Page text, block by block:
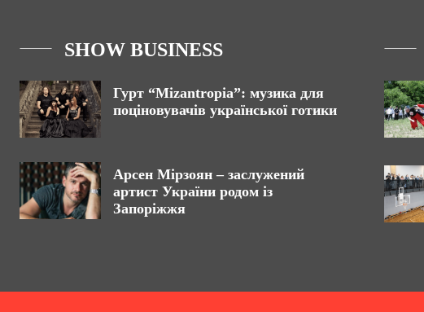
SHOW BUSINESS
Гурт “Mizantropia”: музика для
поціновувачів української готики
Арсен Мірзоян – заслужений
артист України родом із
Запоріжжя